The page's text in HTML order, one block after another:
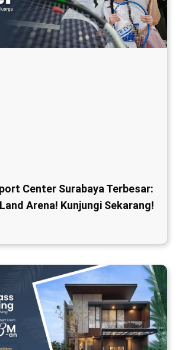
Center Surabaya Terbesar:
Arena! Kunjungi Sekarang!